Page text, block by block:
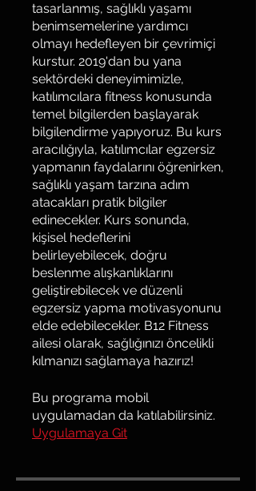
tasarlanmış, sağlıklı yaşamı
benimsemelerine yardımcı
olmayı hedefleyen bir çevrimiçi
kurstur. 2019'dan bu yana
sektördeki deneyimimizle,
katılımcılara fitness konusunda
temel bilgilerden başlayarak
bilgilendirme yapıyoruz. Bu kurs
aracılığıyla, katılımcılar egzersiz
yapmanın faydalarını öğrenirken,
sağlıklı yaşam tarzına adım
atacakları pratik bilgiler
edinecekler. Kurs sonunda,
kişisel hedeflerini
belirleyebilecek, doğru
beslenme alışkanlıklarını
geliştirebilecek ve düzenli
egzersiz yapma motivasyonunu
elde edebilecekler. B12 Fitness
ailesi olarak, sağlığınızı öncelikli
kılmanızı sağlamaya hazırız!
Bu programa mobil
uygulamadan da katılabilirsiniz.
Uygulamaya Git